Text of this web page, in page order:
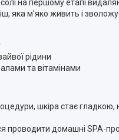
на першому етапі
яка м'яко живить і
рідини
та вітамінами
шкіра стає
проводити домашні SPA-